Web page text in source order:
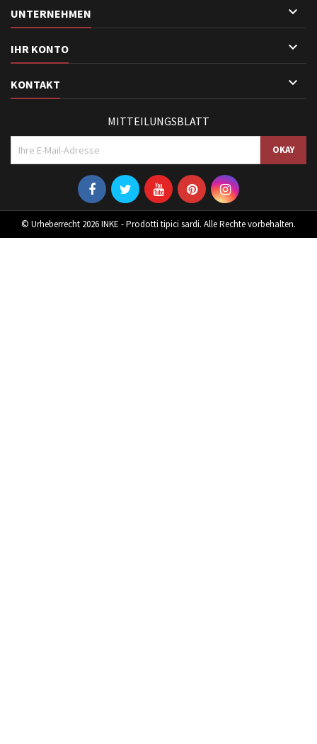
UNTERNEHMEN 
IHR KONTO 
KONTAKT 
MITTEILUNGSBLATT
© Urheberrecht 2026 INKE - Prodotti tipici sardi. Alle Rechte vorbehalten.